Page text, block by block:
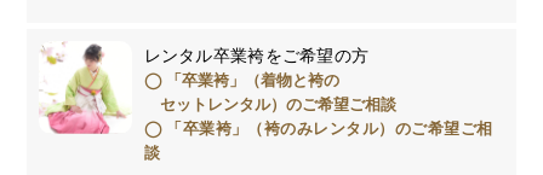
レンタル卒業袴をご希望の方
「卒業袴」（着物と袴の
セットレンタル）のご希望ご相談
「卒業袴」（袴のみレンタル）のご希望ご相
談